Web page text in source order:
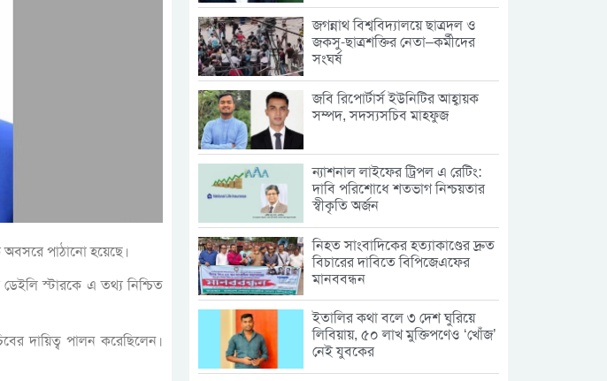
অবসরে পাঠানো হয়েছে।
স্টারকে এ তথ্য নিশ্চিত
দায়িত্ব পালন করেছিলেন।
জগন্নাথ বিশ্ববিদ্যালয়ে ছাত্রদল ও
জকসু-ছাত্রশক্তির নেতা–কর্মীদের
সংঘর্ষ
জবি রিপোর্টার্স ইউনিটির আহ্বায়ক
সম্পদ, সদস্যসচিব মাহফুজ
ন্যাশনাল লাইফের ট্রিপল এ রেটিং:
দাবি পরিশোধে শতভাগ নিশ্চয়তার
স্বীকৃতি অর্জন
নিহত সাংবাদিকের হত্যাকাণ্ডের দ্রুত
বিচারের দাবিতে বিপিজেএফের
মানববন্ধন
ইতালির কথা বলে ৩ দেশ ঘুরিয়ে
লিবিয়ায়, ৫০ লাখ মুক্তিপণেও ‘খোঁজ’
নেই যুবকের